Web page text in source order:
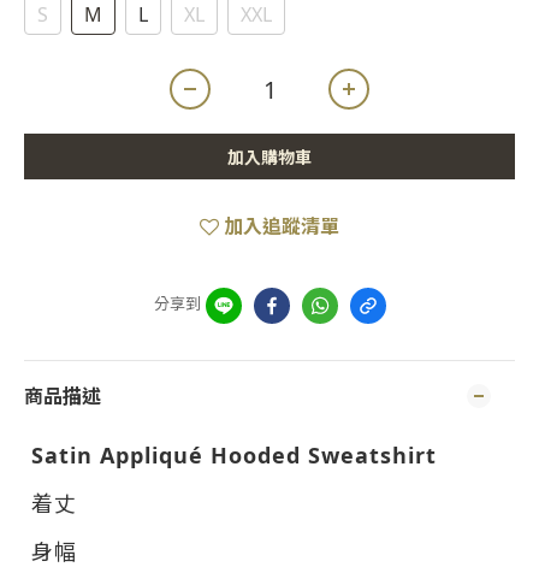
S M L XL XXL
加入購物車
加入追蹤清單
分享到
商品描述
Satin Appliqué Hooded Sweatshirt
着丈
身幅